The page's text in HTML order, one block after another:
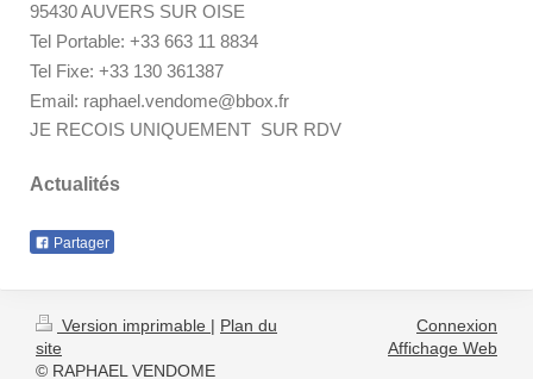
95430 AUVERS SUR OISE
Tel Portable: +33 663 11 8834
Tel Fixe: +33 130 361387
Email: raphael.vendome@bbox.fr
JE RECOIS UNIQUEMENT SUR RDV
Actualités
Partager
Version imprimable | Plan du
site
© RAPHAEL VENDOME
Connexion
Affichage Web